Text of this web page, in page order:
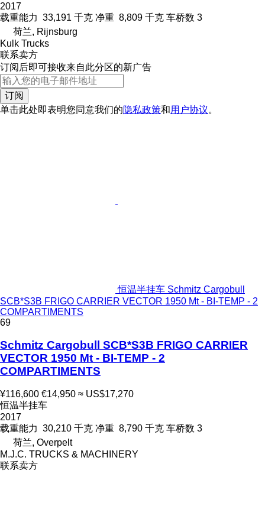
2017
载重能力 33,191 千克 净重 8,809 千克 车桥数 3
荷兰, Rijnsburg
Kulk Trucks
联系卖方
订阅后即可接收来自此分区的新广告
订阅
单击此处即表明您同意我们的隐私政策和用户协议。
恒温半挂车 Schmitz Cargobull
SCB*S3B FRIGO CARRIER VECTOR 1950 Mt - BI-TEMP - 2
COMPARTIMENTS
69
Schmitz Cargobull SCB*S3B FRIGO CARRIER
VECTOR 1950 Mt - BI-TEMP - 2
COMPARTIMENTS
¥116,600 €14,950 ≈ US$17,270
恒温半挂车
2017
载重能力 30,210 千克 净重 8,790 千克 车桥数 3
荷兰, Overpelt
M.J.C. TRUCKS & MACHINERY
联系卖方